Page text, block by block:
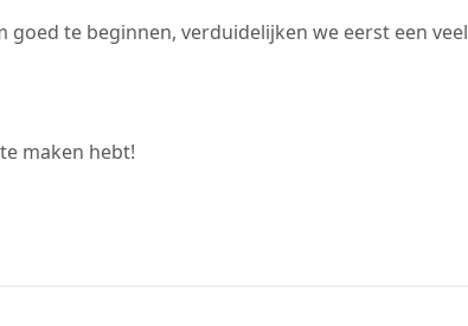
te beginnen, verduidelijken we eerst een veel
maken hebt!